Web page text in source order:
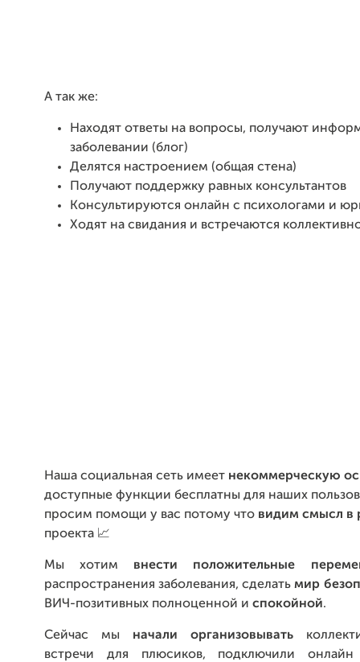
А так же:
Находят ответы на вопросы, получают
заболевании (блог)
Делятся настроением (общая стена)
Получают поддержку равных консультантов
Консультируются онлайн с психологами и
Ходят на свидания и встречаются
Наша социальная сеть имеет некоммерческую
доступные функции бесплатны для наших
просим помощи у вас потому что видим смысл в
проекта 📈
Мы хотим внести положительные
распространения заболевания, сделатьмир
ВИЧ-позитивных полноценной и спокойной.
Сейчас мы начали организовывать
встречи для плюсиков, подключили онлайн